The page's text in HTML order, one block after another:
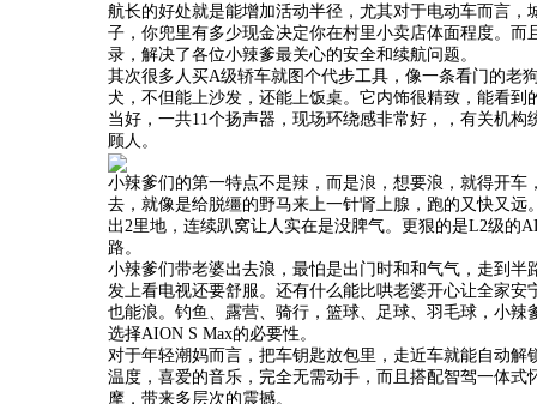
航长的好处就是能增加活动半径，尤其对于电动车而言
子，你兜里有多少现金决定你在村里小卖店体面程度。
录，解决了各位小辣爹最关心的安全和续航问题。
其次很多人买A级轿车就图个代步工具，像一条看门的老
犬，不但能上沙发，还能上饭桌。它内饰很精致，能看
当好，一共11个扬声器，现场环绕感非常好，，有关机
顾人。
小辣爹们的第一特点不是辣，而是浪，想要浪，就得开
去，就像是给脱缰的野马来上一针肾上腺，跑的又快又
出2里地，连续趴窝让人实在是没脾气。更狠的是L2级的
路。
小辣爹们带老婆出去浪，最怕是出门时和和气气，走到
发上看电视还要舒服。还有什么能比哄老婆开心让全家
也能浪。钓鱼、露营、骑行，篮球、足球、羽毛球，小
选择AION S Max的必要性。
对于年轻潮妈而言，把车钥匙放包里，走近车就能自动
温度，喜爱的音乐，完全无需动手，而且搭配智驾一体
摩，带来多层次的震撼。